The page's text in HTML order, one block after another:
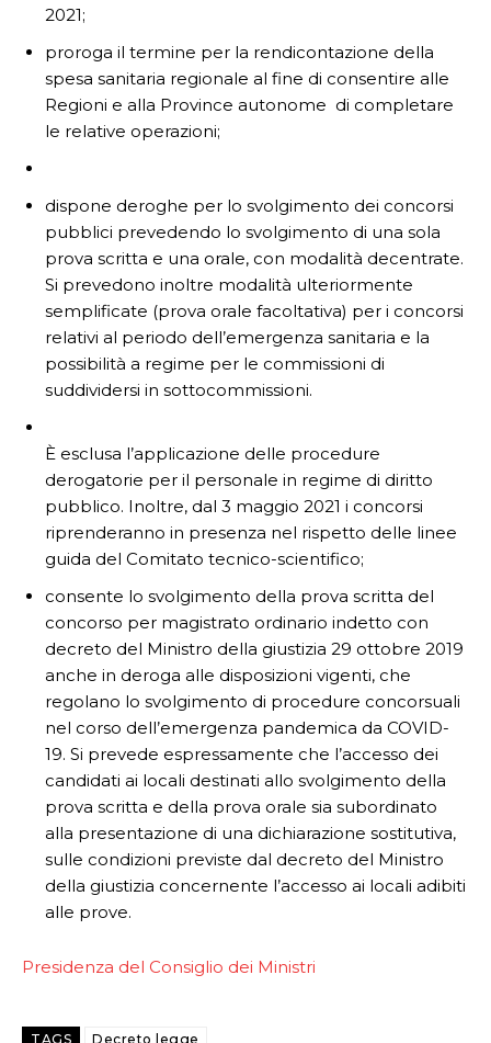
2021;
proroga il termine per la rendicontazione della
spesa sanitaria regionale al fine di consentire alle
Regioni e alla Province autonome di completare
le relative operazioni;
dispone deroghe per lo svolgimento dei concorsi
pubblici prevedendo lo svolgimento di una sola
prova scritta e una orale, con modalità decentrate.
Si prevedono inoltre modalità ulteriormente
semplificate (prova orale facoltativa) per i concorsi
relativi al periodo dell’emergenza sanitaria e la
possibilità a regime per le commissioni di
suddividersi in sottocommissioni.
È esclusa l’applicazione delle procedure
derogatorie per il personale in regime di diritto
pubblico. Inoltre, dal 3 maggio 2021 i concorsi
riprenderanno in presenza nel rispetto delle linee
guida del Comitato tecnico-scientifico;
consente lo svolgimento della prova scritta del
concorso per magistrato ordinario indetto con
decreto del Ministro della giustizia 29 ottobre 2019
anche in deroga alle disposizioni vigenti, che
regolano lo svolgimento di procedure concorsuali
nel corso dell’emergenza pandemica da COVID-
19. Si prevede espressamente che l’accesso dei
candidati ai locali destinati allo svolgimento della
prova scritta e della prova orale sia subordinato
alla presentazione di una dichiarazione sostitutiva,
sulle condizioni previste dal decreto del Ministro
della giustizia concernente l’accesso ai locali adibiti
alle prove.
Presidenza del Consiglio dei Ministri
TAGS Decreto legge